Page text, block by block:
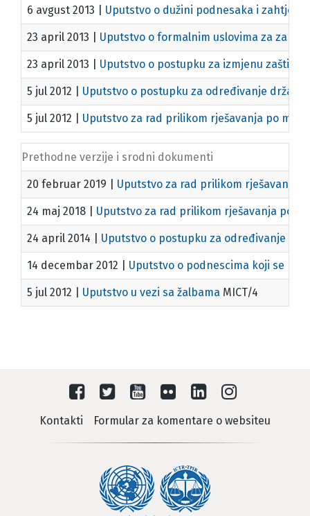
6 avgust 2013 Uputstvo o dužini podnesaka i zahtjeva
23 april 2013 Uputstvo o formalnim uslovima za
23 april 2013 Uputstvo o postupku za izmjenu
5 jul 2012 Uputstvo o postupku za određivanje
5 jul 2012 Uputstvo za rad prilikom rješavanja po
Prethodne verzije i srodni dokumenti
20 februar 2019 Uputstvo za rad prilikom rješavanja
24 maj 2018 Uputstvo za rad prilikom rješavanja po
24 april 2014 Uputstvo o postupku za određivanje
14 decembar 2012 Uputstvo o podnescima koji se
5 jul 2012 Uputstvo u vezi sa žalbama MICT/4
Kontakti Formular za komentare o websiteu